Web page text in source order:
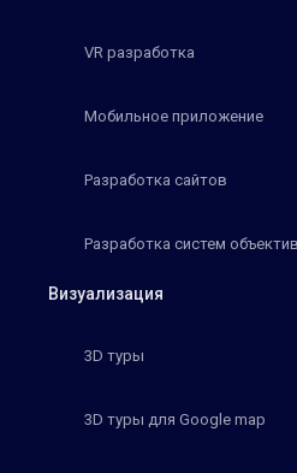
VR разработка
Мобильное приложение
Разработка сайтов
Разработка систем
Визуализация
3D туры
3D туры для Google map